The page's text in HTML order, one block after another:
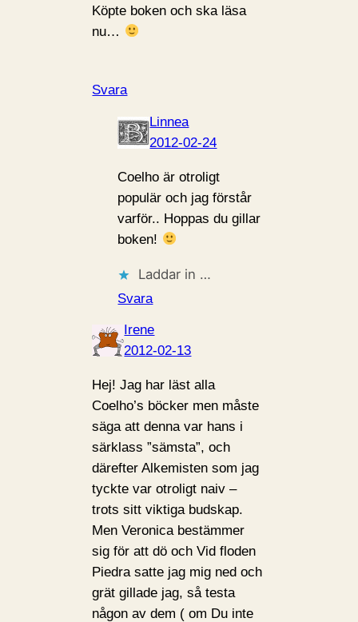
Köpte boken och ska läsa
nu…
Svara
Linnea
2012-02-24
Coelho är otroligt
populär och jag förstår
varför.. Hoppas du gillar
boken!
Laddar in …
Svara
Irene
2012-02-13
Hej! Jag har läst alla
Coelho’s böcker men måste
säga att denna var hans i
särklass ”sämsta”, och
därefter Alkemisten som jag
tyckte var otroligt naiv –
trots sitt viktiga budskap.
Men Veronica bestämmer
sig för att dö och Vid floden
Piedra satte jag mig ned och
grät gillade jag, så testa
någon av dem ( om Du inte